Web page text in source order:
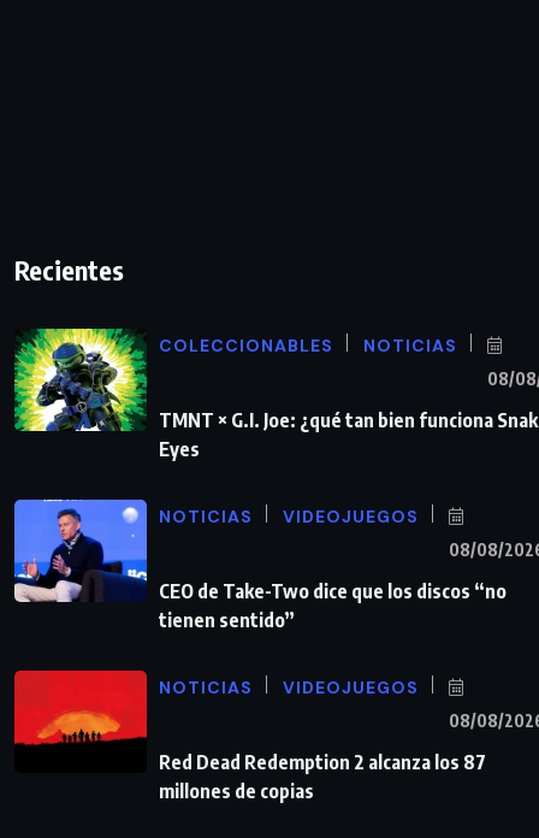
Recientes
COLECCIONABLES NOTICIAS
08/
TMNT × G.I. Joe: ¿qué tan bien funciona
Eyes
NOTICIAS VIDEOJUEGOS
08/08/
CEO de Take-Two dice que los discos “no
tienen sentido”
NOTICIAS VIDEOJUEGOS
08/08/
Red Dead Redemption 2 alcanza los 87
millones de copias